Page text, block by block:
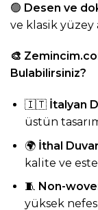
🟢 Desen ve
ve klasik
🎨
Bulabilirsiniz?
🇮🇹 İtalyan
üstün
🌍 İthal Duvar
kalite ve
🧵 Non-
yüksek